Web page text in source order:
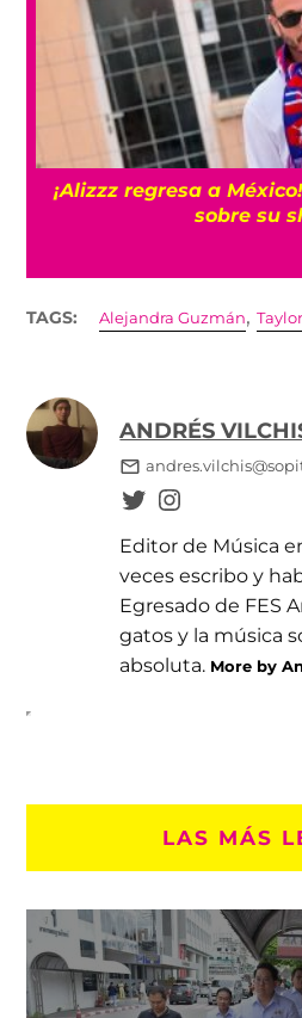
¡Alizzz regresa a
sobre su
TAGS: Alejandra Guzmán,
ANDRÉS
Editor de Música
veces escribo y
Egresado de FES
gatos y la música
absoluta. More by
LAS MÁS